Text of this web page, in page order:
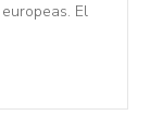
El